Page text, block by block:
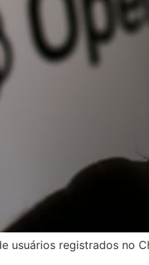
usuários registrados no